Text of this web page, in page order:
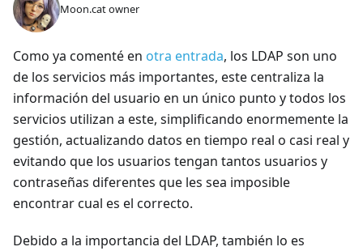
Moon.cat owner
Como ya comenté en otra entrada, los LDAP son uno
de los servicios más importantes, este centraliza la
información del usuario en un único punto y todos los
servicios utilizan a este, simplificando enormemente la
gestión, actualizando datos en tiempo real o casi real y
evitando que los usuarios tengan tantos usuarios y
contraseñas diferentes que les sea imposible
encontrar cual es el correcto.
Debido a la importancia del LDAP, también lo es